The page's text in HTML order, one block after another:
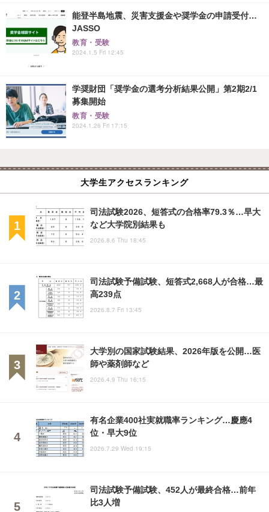
能登半島地震、災害支援金や奨学金の申請受付…
JASSO
教育・受験
2024.1.5 Fri 12:45
学奨財団「奨学金の選考分析結果公開」第2期2/1
募集開始
教育・受験
2024.1.26 Fri 17:15
大学生アクセスランキング
司法試験2026、短答式の合格率79.3％…早大
など大学院別結果も
2026.8.6 Thu 18:45
司法試験予備試験、短答式2,668人が合格…最
高239点
2026.8.7 Fri 13:45
大学別の国家試験結果、2026年版を公開…医
師や薬剤師など
2026.4.9 Thu 16:15
有名企業400社実就職率ランキング…慶應4
位・早大9位
2026.7.29 Wed 19:15
司法試験予備試験、452人が最終合格…前年
比3人増